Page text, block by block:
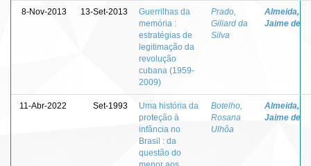
8-Nov-2013 13-Set-2013
Guerrilhas da
memória :
estratégias de
legitimação da
revolução
cubana (1959-
2009)
Prado,
Giliard da
Silva
Almeida,
Jaime de
11-Abr-2022 Set-1993
Uma história da
proteção à
infância no
Brasil : da
questão do
Botelho,
Rosana
Ulhôa
Almeida,
Jaime de